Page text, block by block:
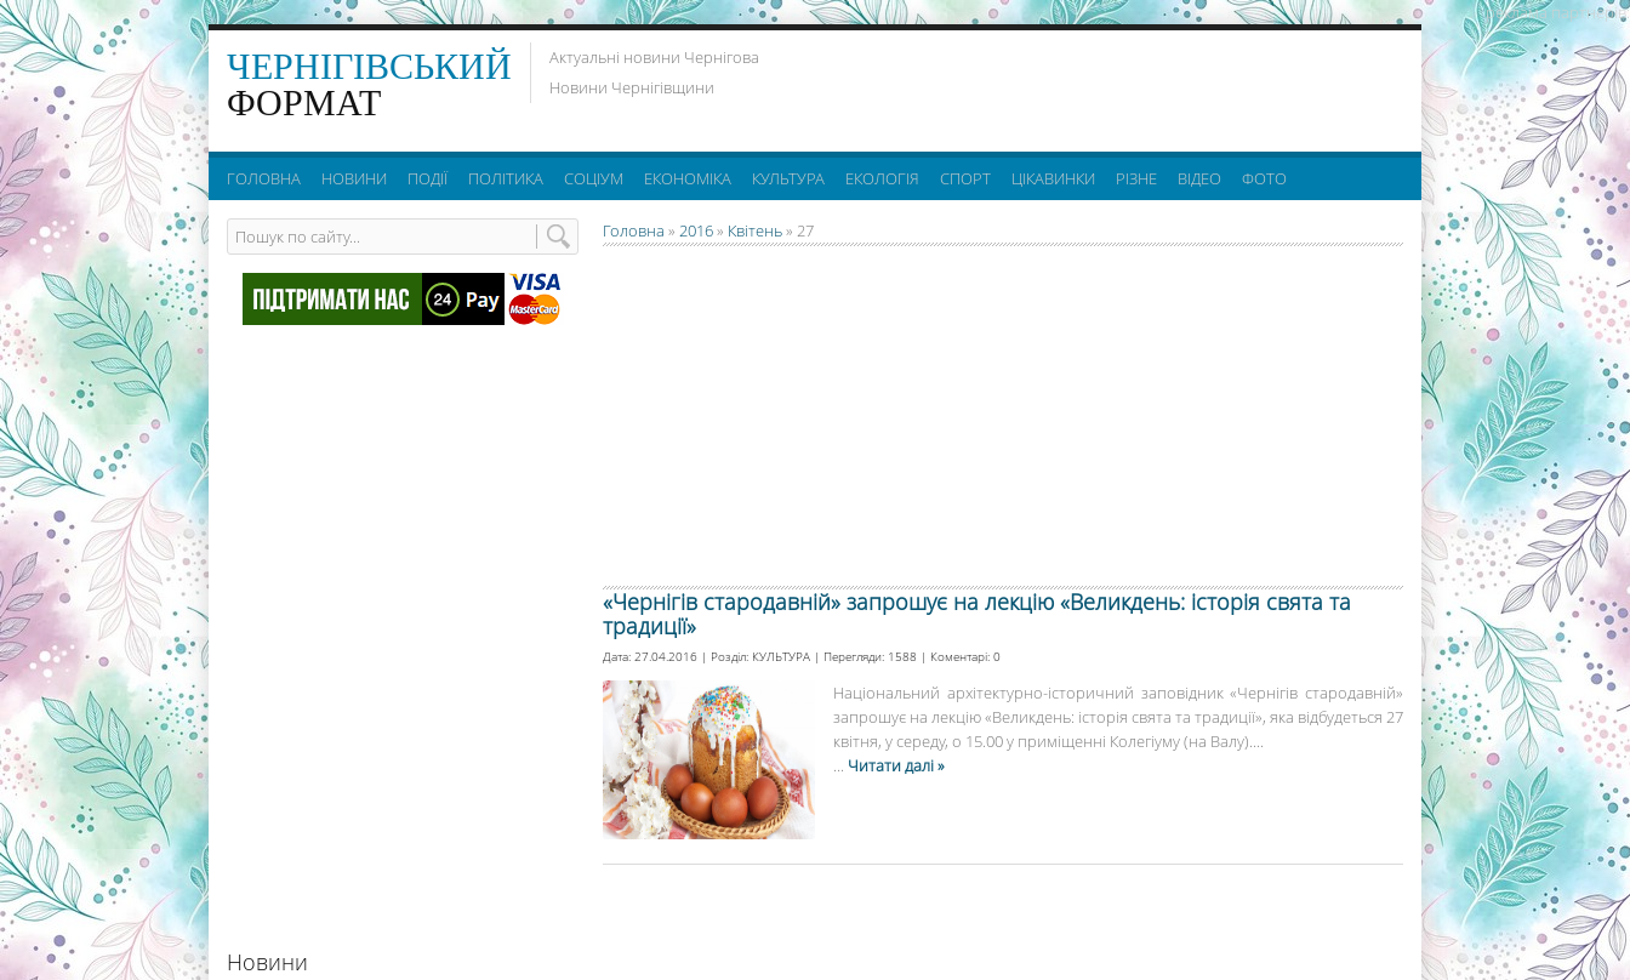
реклама партнерів:
ЧЕРНІГІВСЬКИЙ
ФОРМАТ
Актуальні новини Чернігова
Новини Чернігівщини
ГОЛОВНА НОВИНИ ПОДІЇ ПОЛІТИКА СОЦІУМ ЕКОНОМІКА КУЛЬТУРА ЕКОЛОГІЯ СПОРТ ЦІКАВИНКИ РІЗНЕ ВІДЕО ФОТО
Головна » 2016» Квітень» 27
«Чернігів стародавній» запрошує на лекцію «Великдень: історія свята та
традиції»
Дата: 27.04.2016 | Розділ: КУЛЬТУРА | Перегляди: 1588 | Коментарі: 0
Національний архітектурно-історичний заповідник «Чернігів стародавній»
запрошує на лекцію «Великдень: історія свята та традиції», яка відбудеться 27
квітня, у середу, о 15.00 у приміщенні Колегіуму (на Валу)....
... Читати далі »
Новини